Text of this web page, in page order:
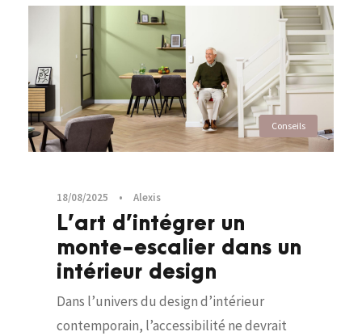
Conseils
18/08/2025 • Alexis
L’art d’intégrer un
monte-escalier dans un
intérieur design
Dans l’univers du design d’intérieur
contemporain, l’accessibilité ne devrait